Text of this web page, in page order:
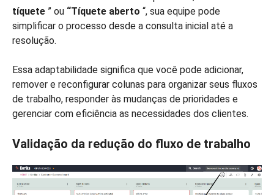
tíquete ” ou “Tíquete aberto “, sua equipe pode
simplificar o processo desde a consulta inicial até a
resolução.
Essa adaptabilidade significa que você pode adicionar,
remover e reconfigurar colunas para organizar seus fluxos
de trabalho, responder às mudanças de prioridades e
gerenciar com eficiência as necessidades dos clientes.
Validação da redução do fluxo de trabalho